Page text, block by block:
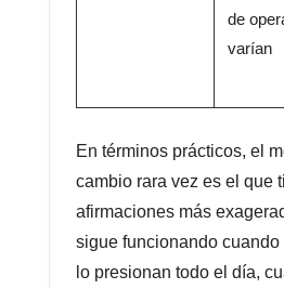
de
varían
En términos prácticos, el
cambio rara vez es el que
afirmaciones más
sigue funcionando
lo presionan todo el día,